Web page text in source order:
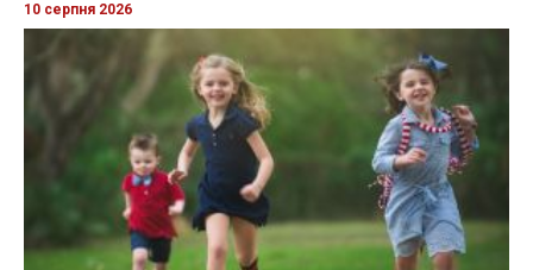
10 серпня 2026